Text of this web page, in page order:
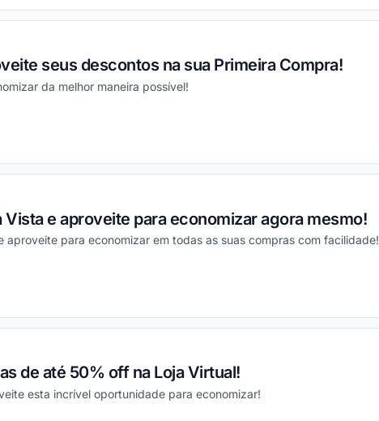
seus descontos na sua Primeira Compra!
da melhor maneira possível!
e aproveite para economizar agora mesmo!
aproveite para economizar em todas as suas compras com facilidade!
de até 50% off na Loja Virtual!
esta incrível oportunidade para economizar!